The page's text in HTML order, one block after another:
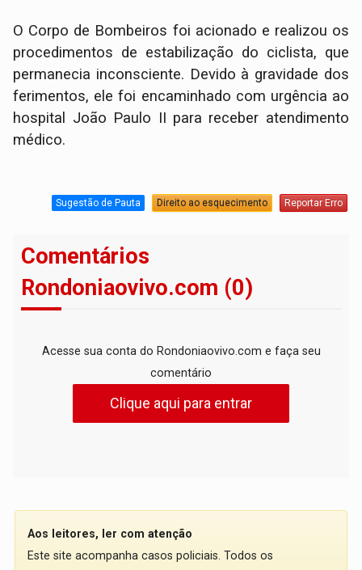
O Corpo de Bombeiros foi acionado e realizou os
procedimentos de estabilização do ciclista, que
permanecia inconsciente. Devido à gravidade dos
ferimentos, ele foi encaminhado com urgência ao
hospital João Paulo II para receber atendimento
médico.
Sugestão de Pauta Direito ao esquecimento Reportar Erro
Comentários
Rondoniaovivo.com (0)
Acesse sua conta do Rondoniaovivo.com e faça seu
comentário
Clique aqui para entrar
Aos leitores, ler com atenção
Este site acompanha casos policiais. Todos os